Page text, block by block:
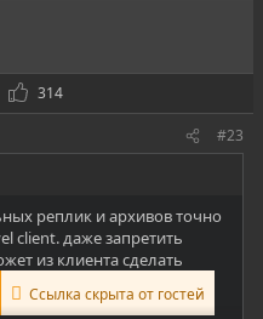
314
#23
реплик и архивов точно
client. даже запретить
из клиента сделать
Ссылка скрыта от гостей